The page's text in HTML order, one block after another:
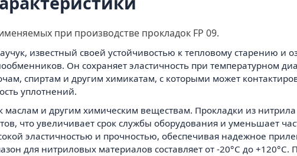
при производстве прокладок FP 09.
известный своей устойчивостью к тепловому старению и
Он сохраняет эластичность при температурном
спиртам и другим химикатам, с которыми может
уплотнений.
маслам и другим химическим веществам. Прокладки из
что увеличивает срок службы оборудования и уменьшает
эластичностью и прочностью, обеспечивая надежное
для нитриловых материалов составляет от -20°C до +120°C.